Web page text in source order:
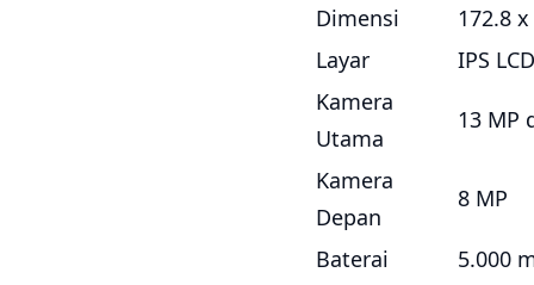
Dimensi
172.8
Layar
IPS
Kamera
Utama
13 MP
Kamera
Depan
8 MP
Baterai
5.000